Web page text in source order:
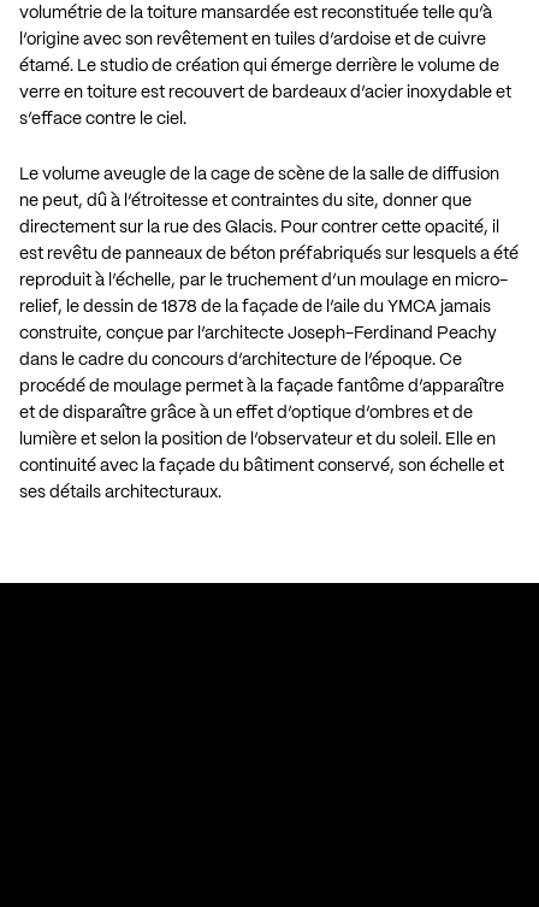
volumétrie de la toiture mansardée est reconstituée telle qu’à
l’origine avec son revêtement en tuiles d’ardoise et de cuivre
étamé. Le studio de création qui émerge derrière le volume de
verre en toiture est recouvert de bardeaux d’acier inoxydable et
s’efface contre le ciel.
Le volume aveugle de la cage de scène de la salle de diffusion
ne peut, dû à l’étroitesse et contraintes du site, donner que
directement sur la rue des Glacis. Pour contrer cette opacité, il
est revêtu de panneaux de béton préfabriqués sur lesquels a été
reproduit à l’échelle, par le truchement d’un moulage en micro-
relief, le dessin de 1878 de la façade de l’aile du YMCA jamais
construite, conçue par l’architecte Joseph-Ferdinand Peachy
dans le cadre du concours d’architecture de l’époque. Ce
procédé de moulage permet à la façade fantôme d’apparaître
et de disparaître grâce à un effet d’optique d’ombres et de
lumière et selon la position de l’observateur et du soleil. Elle en
continuité avec la façade du bâtiment conservé, son échelle et
ses détails architecturaux.